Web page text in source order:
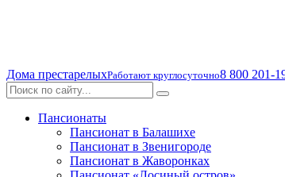
Дома престарелыхРаботают круглосуточно8 800 201-
Пансионаты
Пансионат в Балашихе
Пансионат в Звенигороде
Пансионат в Жаворонках